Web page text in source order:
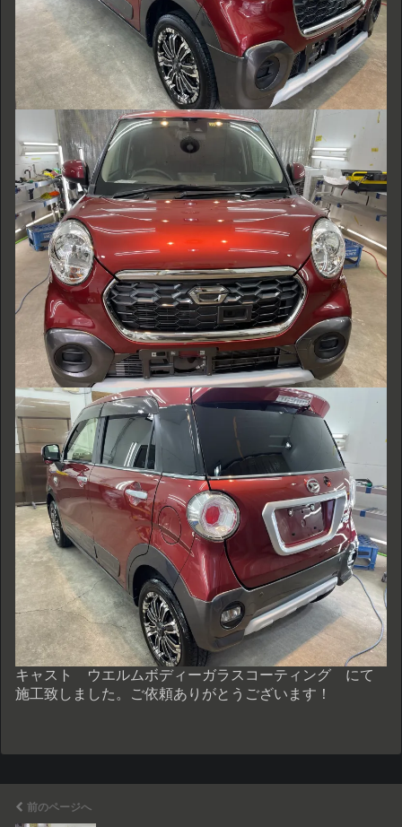
キャスト ウエルムボディーガラスコーティング にて
施工致しました。ご依頼ありがとうございます！
前のページへ